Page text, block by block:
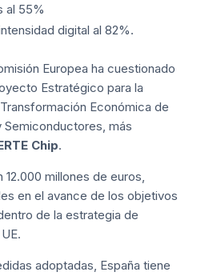
al 55%
digital al 82%.
Europea ha cuestionado
Estratégico para la
Económica de
más
Chip.
12.000 millones de euros,
en el avance de los objetivos
de la estrategia de
adoptadas, España tiene